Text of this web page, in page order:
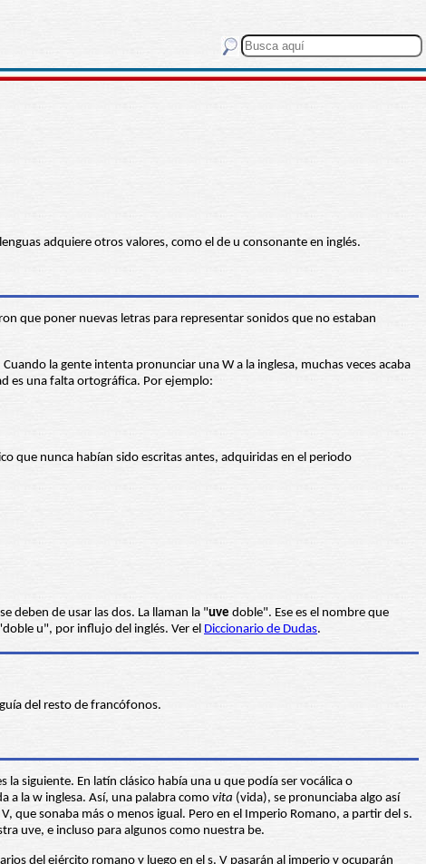
adquiere otros valores, como el de u consonante en inglés.
que poner nuevas letras para representar sonidos que no estaban
la gente intenta pronunciar una W a la inglesa, muchas veces acaba
es una falta ortográfica. Por ejemplo:
que nunca habían sido escritas antes, adquiridas en el periodo
deben de usar las dos. La llaman la "uve doble". Ese es el nombre que
u", por influjo del inglés. Ver el Diccionario de Dudas.
del resto de francófonos.
siguiente. En latín clásico había una u que podía ser vocálica o
a la w inglesa. Así, una palabra como vita (vida), se pronunciaba algo así
sonaba más o menos igual. Pero en el Imperio Romano, a partir del s.
uve, e incluso para algunos como nuestra be.
del ejército romano y luego en el s. V pasarán al imperio y ocuparán